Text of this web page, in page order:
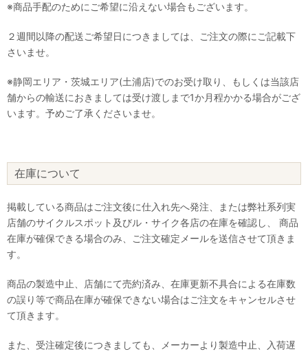
※商品手配のためにご希望に沿えない場合もございます。
２週間以降の配送ご希望日につきましては、ご注文の際にご記載下
さいませ。
※静岡エリア・茨城エリア(土浦店)でのお受け取り、もしくは当該店
舗からの輸送におきましては受け渡しまで1か月程かかる場合がござ
います。予めご了承くださいませ。
在庫について
掲載している商品はご注文後に仕入れ先へ発注、または弊社系列実
店舗のサイクルスポット及びル・サイク各店の在庫を確認し、 商品
在庫が確保できる場合のみ、ご注文確定メールを送信させて頂きま
す。
商品の製造中止、店舗にて売約済み、在庫更新不具合による在庫数
の誤り等で商品在庫が確保できない場合はご注文をキャンセルさせ
て頂きます。
また、受注確定後につきましても、メーカーより製造中止、入荷遅